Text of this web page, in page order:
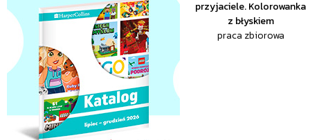
przyjaciele. Kolorowanka
z błyskiem
praca zbiorowa